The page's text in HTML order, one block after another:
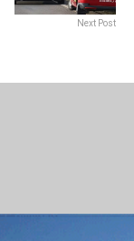
Next Post